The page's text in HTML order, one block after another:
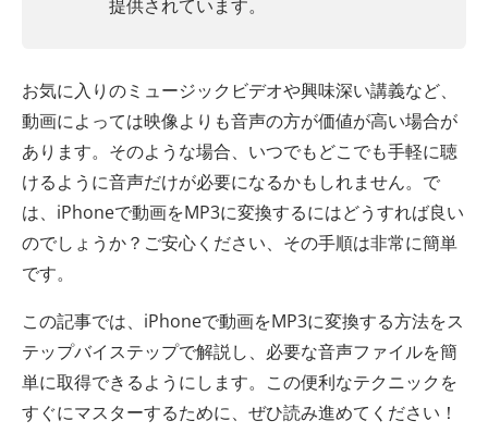
提供されています。
お気に入りのミュージックビデオや興味深い講義など、
動画によっては映像よりも音声の方が価値が高い場合が
あります。そのような場合、いつでもどこでも手軽に聴
けるように音声だけが必要になるかもしれません。で
は、iPhoneで動画をMP3に変換するにはどうすれば良い
のでしょうか？ご安心ください、その手順は非常に簡単
です。
この記事では、iPhoneで動画をMP3に変換する方法をス
テップバイステップで解説し、必要な音声ファイルを簡
単に取得できるようにします。この便利なテクニックを
すぐにマスターするために、ぜひ読み進めてください！